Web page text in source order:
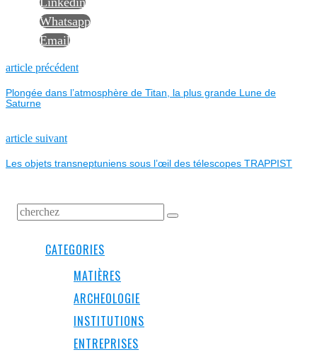
Whatsapp
Email
NAVIGATION
DE
L’ARTICLE
article précédentPrevious
Plongée dans l’atmosphère de Titan, la plus grande Lune de
Saturne
article suivantNext
Les objets transneptuniens sous l’œil des télescopes TRAPPIST
CATEGORIES
MATIÈRES
ARCHEOLOGIE
INSTITUTIONS
ENTREPRISES